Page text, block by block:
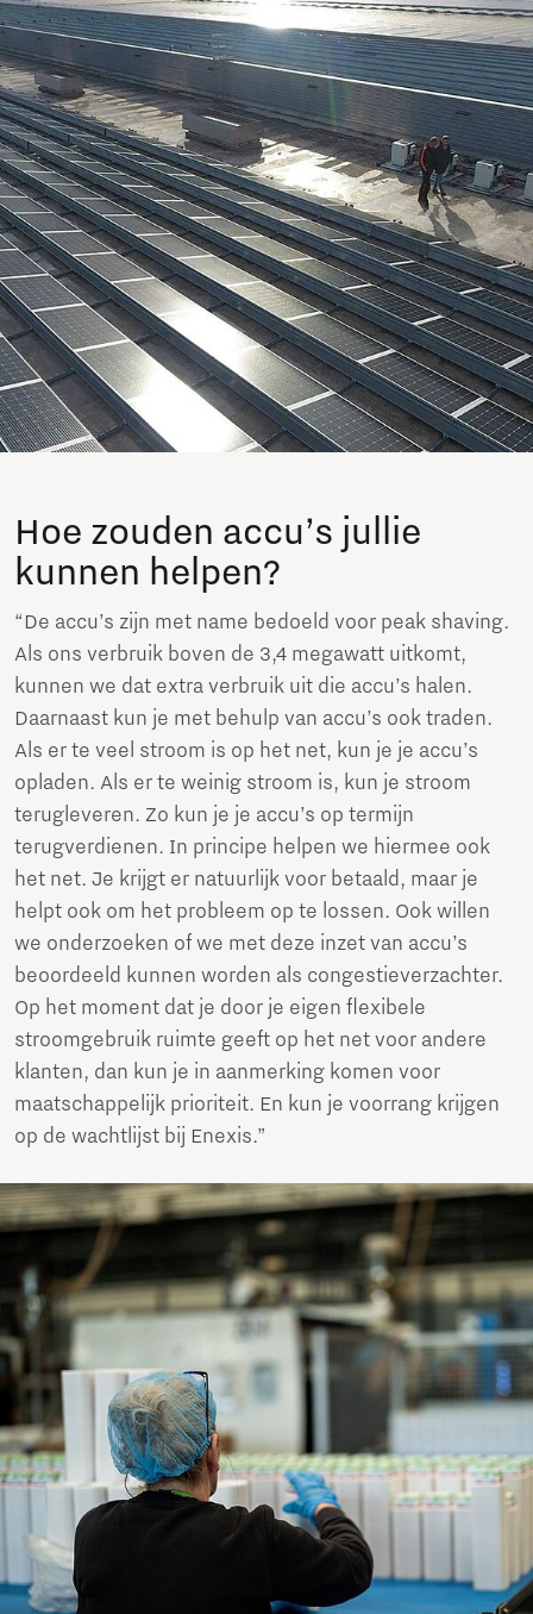
Hoe zouden accu’s jullie
kunnen helpen?
“De accu’s zijn met name bedoeld voor peak shaving.
Als ons verbruik boven de 3,4 megawatt uitkomt,
kunnen we dat extra verbruik uit die accu’s halen.
Daarnaast kun je met behulp van accu’s ook traden.
Als er te veel stroom is op het net, kun je je accu’s
opladen. Als er te weinig stroom is, kun je stroom
terugleveren. Zo kun je je accu’s op termijn
terugverdienen. In principe helpen we hiermee ook
het net. Je krijgt er natuurlijk voor betaald, maar je
helpt ook om het probleem op te lossen. Ook willen
we onderzoeken of we met deze inzet van accu’s
beoordeeld kunnen worden als congestieverzachter.
Op het moment dat je door je eigen flexibele
stroomgebruik ruimte geeft op het net voor andere
klanten, dan kun je in aanmerking komen voor
maatschappelijk prioriteit. En kun je voorrang krijgen
op de wachtlijst bij Enexis.”